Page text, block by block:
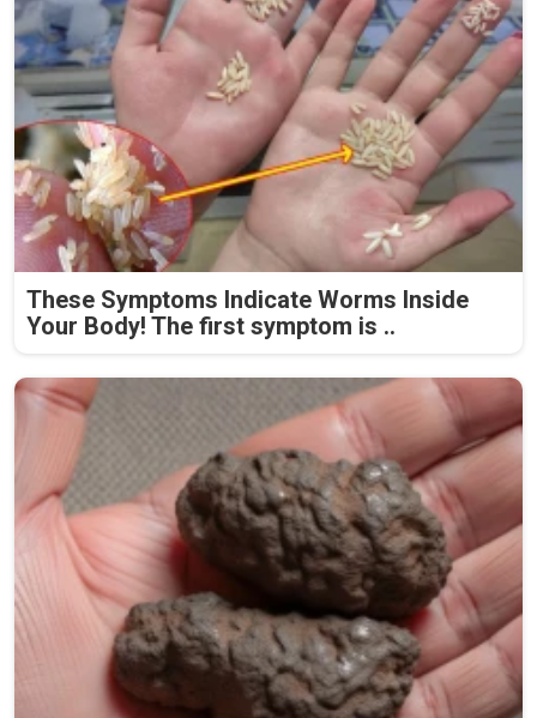
These Symptoms Indicate Worms Inside
Your Body! The first symptom is ..